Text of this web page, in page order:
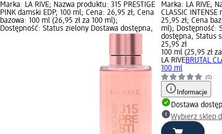
Marka: LA RIVE; Nazwa produktu: 315 PRESTIGE
PINK damski EDP, 100 ml; Cena: 26,95 zł; Cena
bazowa: 100 ml (26,95 zł za 100 ml);
Dostępność: Status zielony Dostawa dostępna,
Marka: LA RIVE;
CLASSIC
25,95 zł; Cena
ml); Dostępność:
dostępna, Status
25,95 zł
100 ml (25,95 zł
LA RIVEBRUTAL
100 ml
(0)
Informacje
Dostawa
Wybierz sklep